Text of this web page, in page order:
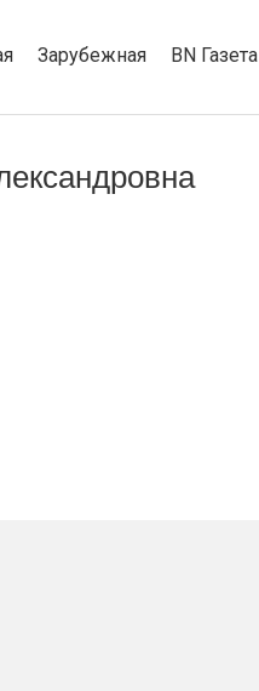
Зарубежная BN Газета